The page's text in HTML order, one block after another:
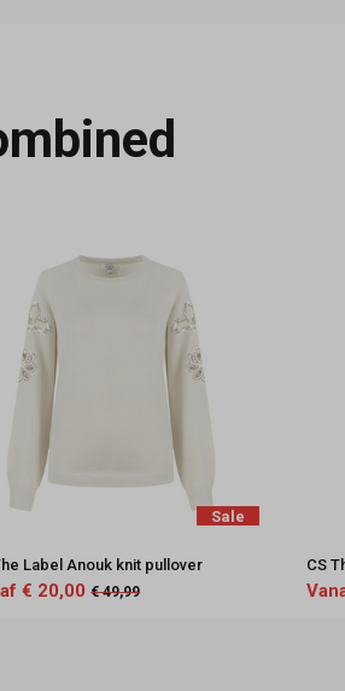
Sale
Label Anouk knit pullover
€ 20,00 € 49,99
CS